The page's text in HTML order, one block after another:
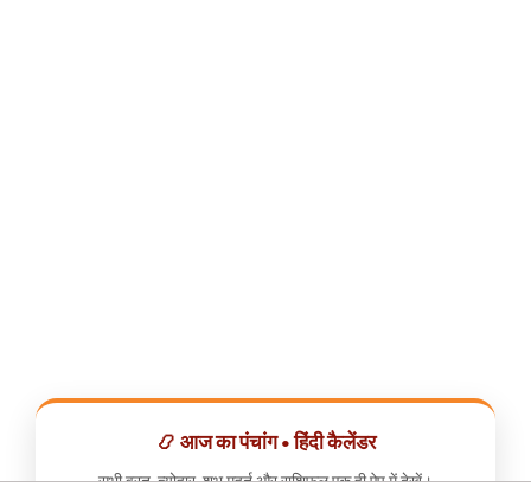
📿 आज का पंचांग • हिंदी कैलेंडर
सभी व्रत, त्योहार, शुभ मुहूर्त और राशिफल एक ही ऐप में देखें।